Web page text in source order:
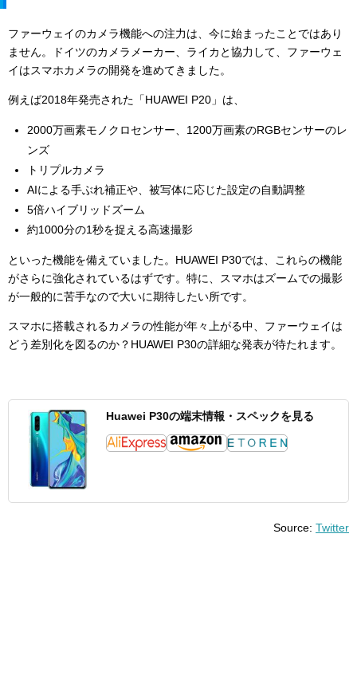
ファーウェイのカメラ機能への注力は、今に始まったことではあり
ません。ドイツのカメラメーカー、ライカと協力して、ファーウェ
イはスマホカメラの開発を進めてきました。
例えば2018年発売された「HUAWEI P20」は、
2000万画素モノクロセンサー、1200万画素のRGBセンサーのレ
ンズ
トリプルカメラ
AIによる手ぶれ補正や、被写体に応じた設定の自動調整
5倍ハイブリッドズーム
約1000分の1秒を捉える高速撮影
といった機能を備えていました。HUAWEI P30では、これらの機能
がさらに強化されているはずです。特に、スマホはズームでの撮影
が一般的に苦手なので大いに期待したい所です。
スマホに搭載されるカメラの性能が年々上がる中、ファーウェイは
どう差別化を図るのか？HUAWEI P30の詳細な発表が待たれます。
Huawei P30の端末情報・スペックを見る
Source: Twitter